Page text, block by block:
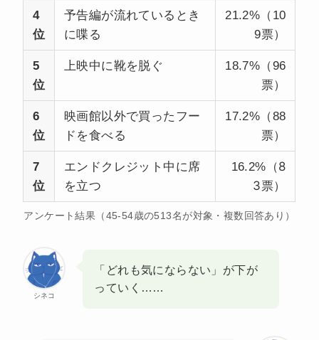
4
位
予告編が流れているとき
に喋る
21.2%（10
9票）
5
位
上映中に靴を脱ぐ
18.7%（96
票）
6
位
映画館以外で買ったフー
ドを食べる
17.2%（88
票）
7
位
エンドクレジット中に席
を立つ
16.2%（8
3票）
アンケート結果（45-54歳の513名が対象・複数回答あり）
シネコ
「どれも気にならない」が下が
っていく……